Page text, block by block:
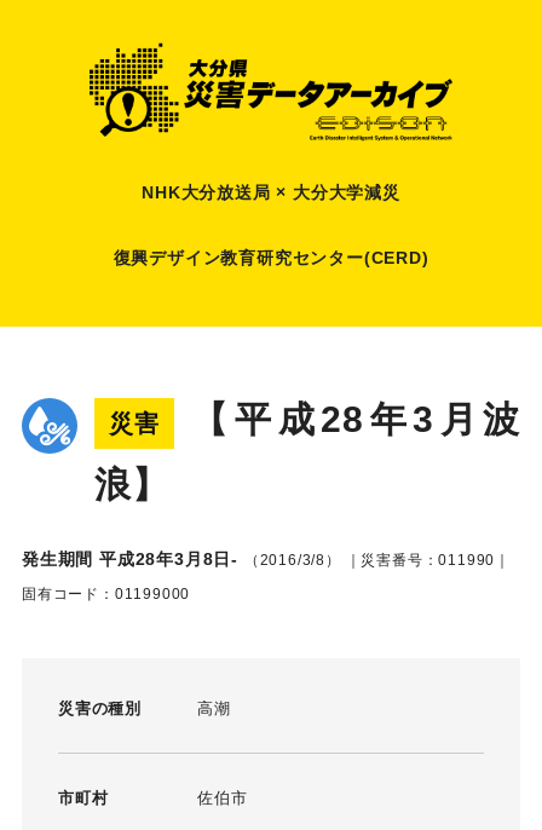
NHK大分放送局 × 大分大学減災
復興デザイン教育研究センター(CERD)
災害
【平成28年3月波
浪】
発生期間 平成28年3月8日- （2016/3/8）
｜災害番号：011990｜
固有コード：01199000
災害の種別 高潮
市町村 佐伯市